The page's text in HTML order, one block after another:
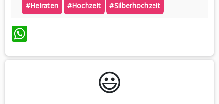
#heiraten #hochzeit #silberhochzeit
WhatsApp
😃️